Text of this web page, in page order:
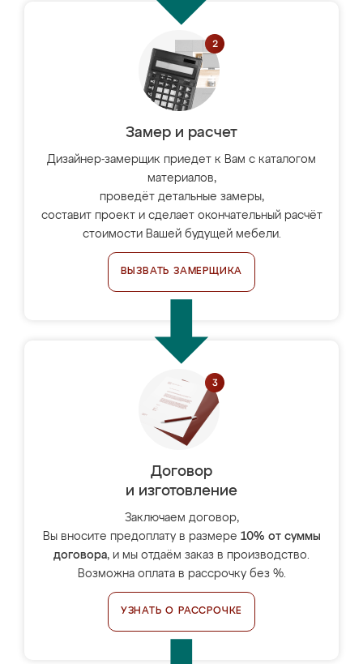
Замер и расчет
Дизайнер-замерщик приедет к Вам с каталогом
материалов,
проведёт детальные замеры,
составит проект и сделает окончательный расчёт
стоимости Вашей будущей мебели.
ВЫЗВАТЬ ЗАМЕРЩИКА
Договор
и изготовление
Заключаем договор,
Вы вносите предоплату в размере 10% от суммы
договора, и мы отдаём заказ в производство.
Возможна оплата в рассрочку без %.
УЗНАТЬ О РАССРОЧКЕ